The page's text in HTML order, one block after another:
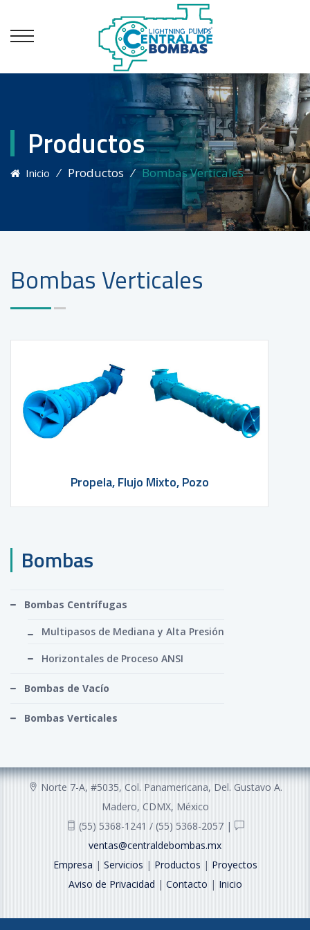
Productos
Inicio ⁄ Productos ⁄ Bombas Verticales
Bombas Verticales
Propela, Flujo Mixto, Pozo
Bombas
Bombas Centrífugas
Multipasos de Mediana y Alta Presión
Horizontales de Proceso ANSI
Bombas de Vacío
Bombas Verticales
Norte 7-A, #5035, Col. Panamericana, Del. Gustavo A.
Madero, CDMX, México
(55) 5368-1241 / (55) 5368-2057 |
ventas@centraldebombas.mx
Empresa | Servicios | Productos | Proyectos
Aviso de Privacidad | Contacto | Inicio